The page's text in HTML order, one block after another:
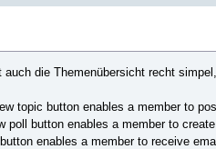
die Themenübersicht recht
topic button enables a member to
poll button enables a member to
enables a member to receive